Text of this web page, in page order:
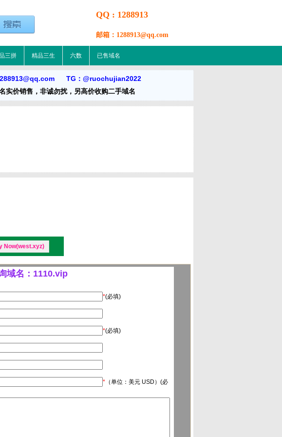
QQ : 1288913
邮箱：1288913@qq.com
三拼 精品三生 六数 已售域名
TG：@ruochujian2022
实价销售，非诚勿扰，另高价收购二手域名
Now(west.xyz)
域名：1110.vip
*(必填)
*(必填)
* （单位：美元 USD）(必